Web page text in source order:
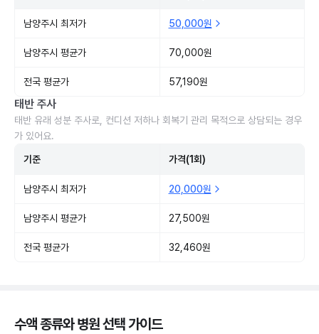
남양주시 최저가 50,000원
남양주시 평균가 70,000원
전국 평균가 57,190원
태반 주사
태반 유래 성분 주사로, 컨디션 저하나 회복기 관리 목적으로 상담되는 경우
가 있어요.
기준 가격(1회)
남양주시 최저가 20,000원
남양주시 평균가 27,500원
전국 평균가 32,460원
수액 종류와 병원 선택 가이드